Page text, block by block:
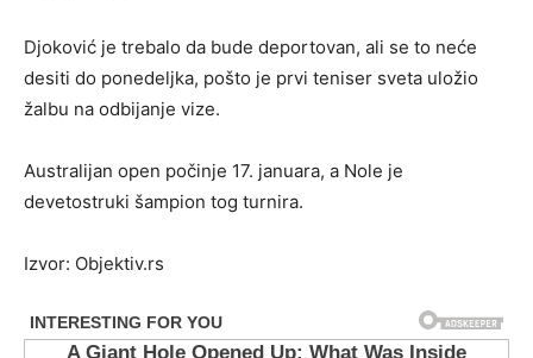
Djoković je trebalo da bude deportovan, ali se to neće
desiti do ponedeljka, pošto je prvi teniser sveta uložio
žalbu na odbijanje vize.
Australijan open počinje 17. januara, a Nole je
devetostruki šampion tog turnira.
Izvor: Objektiv.rs